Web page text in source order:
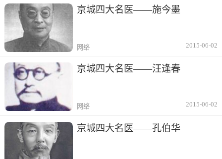
京城四大名医——施今墨
网络 2015-06-02
京城四大名医——汪逢春
网络 2015-06-02
京城四大名医——孔伯华